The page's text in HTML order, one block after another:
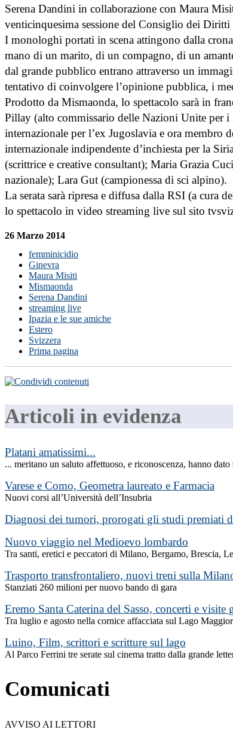
Serena Dandini in collaborazione con Maura
venticinquesima sessione del Consiglio dei Diritti
I monologhi portati in scena attingono dalla
mano di un marito, di un compagno, di un
dal grande pubblico entrano attraverso un
tentativo di coinvolgere l’opinione pubblica, i
Prodotto da Mismaonda, lo spettacolo sarà in
Pillay (alto commissario delle Nazioni Unite per
internazionale per l’ex Jugoslavia e ora membro
internazionale indipendente d’inchiesta per la
(scrittrice e creative consultant); Maria Grazia
nazionale); Lara Gut (campionessa di sci alpino).
La serata sarà ripresa e diffusa dalla RSI (a cura
lo spettacolo in video streaming live sul sito
26 Marzo 2014
femminicidio
Ginevra
Maura Misiti
Mismaonda
Serena Dandini
streaming live
Ipazia e le sue amiche
Estero
Svizzera
Prima pagina
Articoli in evidenza
Platani amatissimi...
... meritano un saluto affettuoso, e riconoscenza, hanno
Varese e Como, Geometra laureato e Farmacia
Nuovi corsi all’Università dell’Insubria
Diagnosi dei tumori, prorogati gli studi premiati
Nuovo viaggio nel Medioevo lombardo
Tra santi, eretici e peccatori di Milano, Bergamo, Brescia,
Trasporto transfrontaliero, nuovi treni sulla
Stanziati 260 milioni per nuovo bando di gara
Eremo Santa Caterina del Sasso, concerti e visite
Tra luglio e agosto nella cornice affacciata sul Lago
Luino, Film, scrittori e scritture sul lago
Al Parco Ferrini tre serate sul cinema tratto dalla grande
Comunicati
AVVISO AI LETTORI